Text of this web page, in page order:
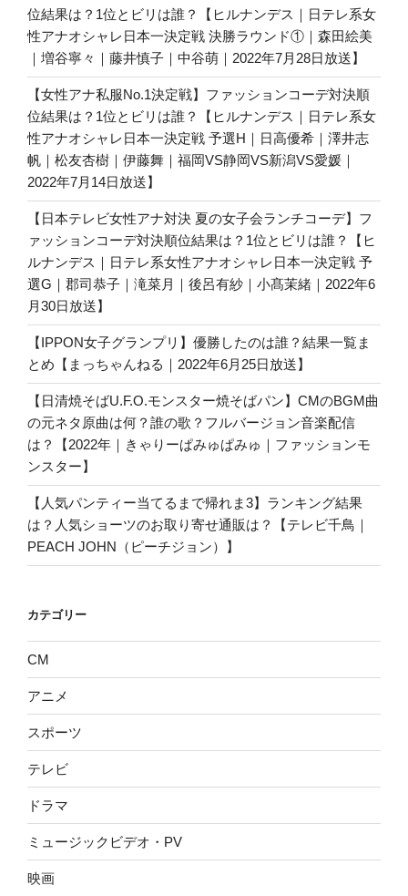
位結果は？1位とビリは誰？【ヒルナンデス｜日テレ系女
性アナオシャレ日本一決定戦 決勝ラウンド①｜森田絵美
｜増谷寧々｜藤井慎子｜中谷萌｜2022年7月28日放送】
【女性アナ私服No.1決定戦】ファッションコーデ対決順
位結果は？1位とビリは誰？【ヒルナンデス｜日テレ系女
性アナオシャレ日本一決定戦 予選H｜日高優希｜澤井志
帆｜松友杏樹｜伊藤舞｜福岡VS静岡VS新潟VS愛媛｜
2022年7月14日放送】
【日本テレビ女性アナ対決 夏の女子会ランチコーデ】フ
ァッションコーデ対決順位結果は？1位とビリは誰？【ヒ
ルナンデス｜日テレ系女性アナオシャレ日本一決定戦 予
選G｜郡司恭子｜滝菜月｜後呂有紗｜小髙茉緒｜2022年6
月30日放送】
【IPPON女子グランプリ】優勝したのは誰？結果一覧ま
とめ【まっちゃんねる｜2022年6月25日放送】
【日清焼そばU.F.O.モンスター焼そばパン】CMのBGM曲
の元ネタ原曲は何？誰の歌？フルバージョン音楽配信
は？【2022年｜きゃりーぱみゅぱみゅ｜ファッションモ
ンスター】
【人気パンティー当てるまで帰れま3】ランキング結果
は？人気ショーツのお取り寄せ通販は？【テレビ千鳥｜
PEACH JOHN（ピーチジョン）】
カテゴリー
CM
アニメ
スポーツ
テレビ
ドラマ
ミュージックビデオ・PV
映画